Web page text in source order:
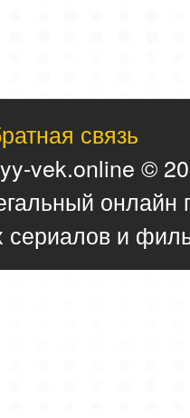
связь
vek.online ©
онлайн
сериалов и